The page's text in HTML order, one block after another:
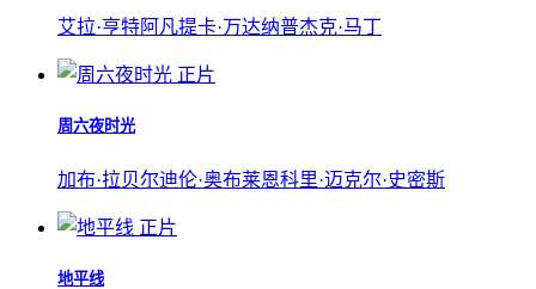
艾拉·亨特阿凡提卡·万达纳普杰克·马丁
正片
周六夜时光
加布·拉贝尔迪伦·奥布莱恩科里·迈克尔·史密斯
正片
地平线